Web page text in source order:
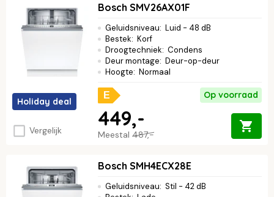
Holiday deal
Vergelijk
Bosch SMV26AX01F
Geluidsniveau: Luid - 48 dB
Bestek: Korf
Droogtechniek: Condens
Deur montage: Deur-op-deur
Hoogte: Normaal
E Op voorraad
Meestal 487,-
449,-
Bosch SMH4ECX28E
Geluidsniveau: Stil - 42 dB